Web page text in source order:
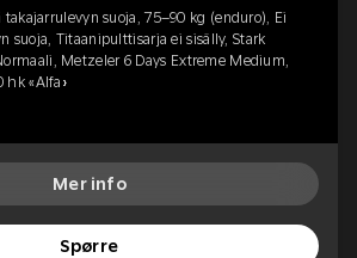
takajarrulevyn suoja, 75–90 kg (enduro), Ei
suoja, Titaanipulttisarja ei sisälly, Stark
Metzeler 6 Days Extreme Medium,
hk «Alfa»
Mer info
Spørre